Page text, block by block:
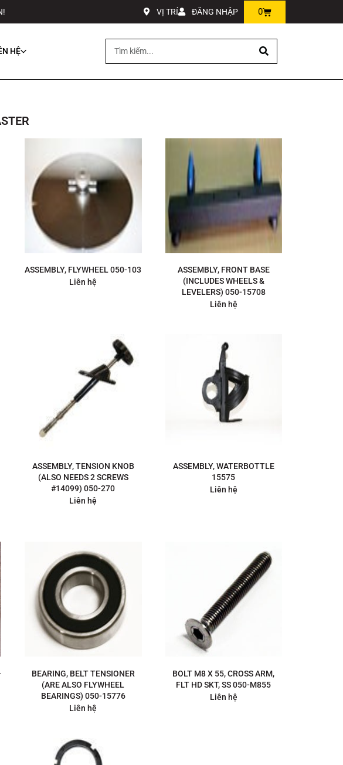
VỊ TRÍ ĐĂNG NHẬP 0
HỆ
ASSEMBLY, FLYWHEEL 050-103
Liên hệ
ASSEMBLY, FRONT BASE
(INCLUDES WHEELS &
LEVELERS) 050-15708
Liên hệ
ASSEMBLY, TENSION KNOB
(ALSO NEEDS 2 SCREWS
#14099) 050-270
Liên hệ
ASSEMBLY, WATERBOTTLE
15575
Liên hệ
BEARING, BELT TENSIONER
(ARE ALSO FLYWHEEL
BEARINGS) 050-15776
Liên hệ
BOLT M8 X 55, CROSS ARM,
FLT HD SKT, SS 050-M855
Liên hệ